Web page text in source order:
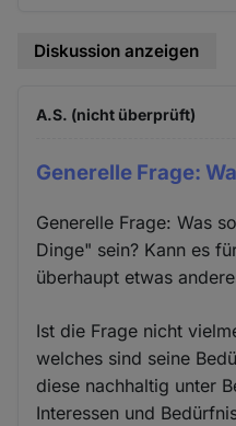
Diskussion anzeigen
A.S. (nicht überprüft)
Generelle Frage:
Generelle Frage: Was
Dinge" sein? Kann es
überhaupt etwas
Ist die Frage nicht
welches sind seine
diese nachhaltig unter
Interessen und